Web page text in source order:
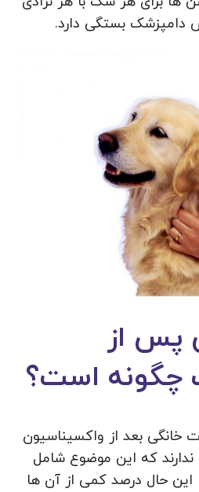
بستگی دارد.
پس از
است؟
خانگی بعد از واکسیناسیون
که این موضوع شامل
حال درصد کمی از آن ها